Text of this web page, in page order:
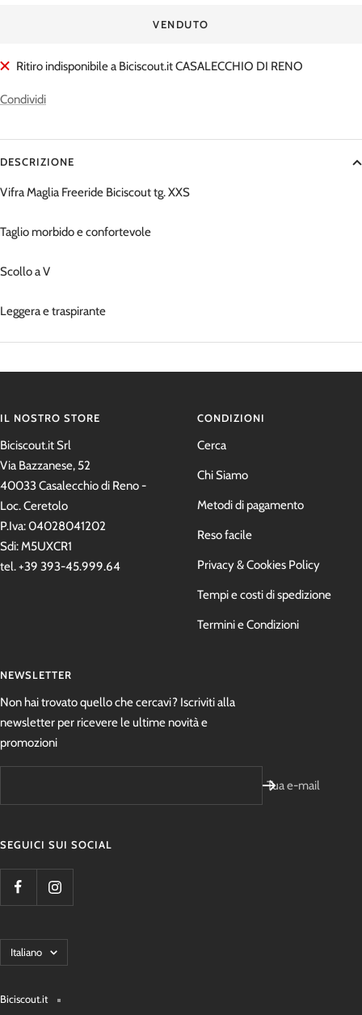
VENDUTO
Ritiro indisponibile a Biciscout.it CASALECCHIO DI RENO
Condividi
DESCRIZIONE
Vifra Maglia Freeride Biciscout tg. XXS
Taglio morbido e confortevole
Scollo a V
Leggera e traspirante
IL NOSTRO STORE
Biciscout.it Srl
Via Bazzanese, 52
40033 Casalecchio di Reno -
Loc. Ceretolo
P.Iva: 04028041202
Sdi: M5UXCR1
tel. +39 393-45.999.64
CONDIZIONI
Cerca
Chi Siamo
Metodi di pagamento
Reso facile
Privacy & Cookies Policy
Tempi e costi di spedizione
Termini e Condizioni
NEWSLETTER
Non hai trovato quello che cercavi? Iscriviti alla
newsletter per ricevere le ultime novità e
promozioni
Tua e-mail
SEGUICI SUI SOCIAL
Lingua
Italiano
Biciscout.it